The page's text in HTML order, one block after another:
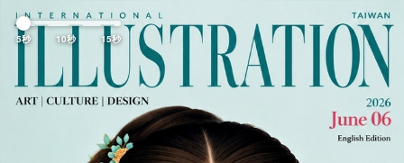
Previous
5秒 10秒 15秒